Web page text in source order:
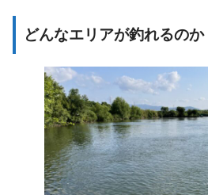
どんなエリアが釣れるのか